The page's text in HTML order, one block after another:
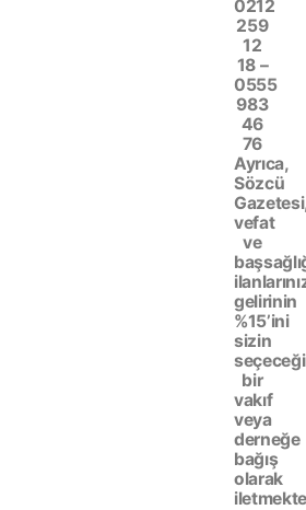
0212
259
12
18 –
0555
983
46
76
Ayrıca,
Sözcü
vefat
ve
gelirinin
%15’ini
sizin
bir
vakıf
veya
derneğe
bağış
olarak